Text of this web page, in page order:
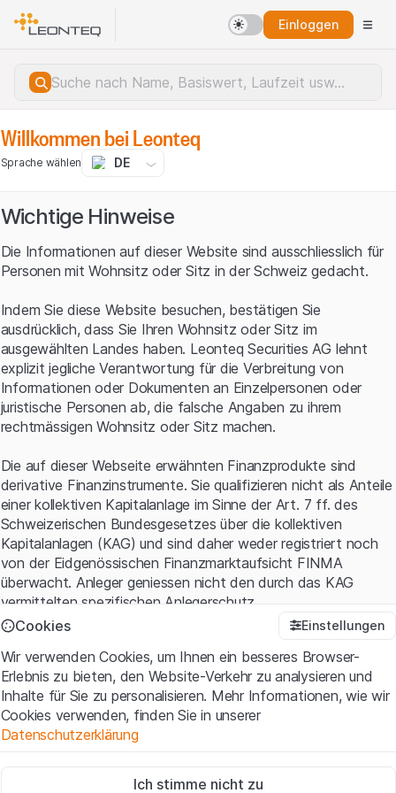
Einloggen
Serverfehler.
Willkommen bei Leonteq
Sprache wählen DE
Wichtige Hinweise
Die Informationen auf dieser Website sind ausschliesslich für
Personen mit Wohnsitz oder Sitz in der Schweiz gedacht.
Indem Sie diese Website besuchen, bestätigen Sie
ausdrücklich, dass Sie Ihren Wohnsitz oder Sitz im
ausgewählten Landes haben. Leonteq Securities AG lehnt
explizit jegliche Verantwortung für die Verbreitung von
Informationen oder Dokumenten an Einzelpersonen oder
juristische Personen ab, die falsche Angaben zu ihrem
rechtmässigen Wohnsitz oder Sitz machen.
Die auf dieser Webseite erwähnten Finanzprodukte sind
derivative Finanzinstrumente. Sie qualifizieren nicht als Anteile
einer kollektiven Kapitalanlage im Sinne der Art. 7 ff. des
Schweizerischen Bundesgesetzes über die kollektiven
Kapitalanlagen (KAG) und sind daher weder registriert noch
von der Eidgenössischen Finanzmarktaufsicht FINMA
überwacht. Anleger geniessen nicht den durch das KAG
vermittelten spezifischen Anlegerschutz.
Mit dem Zugriff auf diese Website der Leonteq Securities AG
(die "Website") erklären Sie, dass Sie die rechtlichen
Informationen und die wichtigen Hinweise und
Nutzungsbedingungenverstanden haben und akzeptieren.
Wenn Sie mit den Nutzungsbedingungen nicht einverstanden
Cookies Einstellungen
Wir verwenden Cookies, um Ihnen ein besseres Browser-
Erlebnis zu bieten, den Website-Verkehr zu analysieren und
Inhalte für Sie zu personalisieren. Mehr Informationen, wie wir
Cookies verwenden, finden Sie in unserer
Datenschutzerklärung
Diese Cookies sind für die Website erforderlich und können nicht
Ich stimme nicht zu